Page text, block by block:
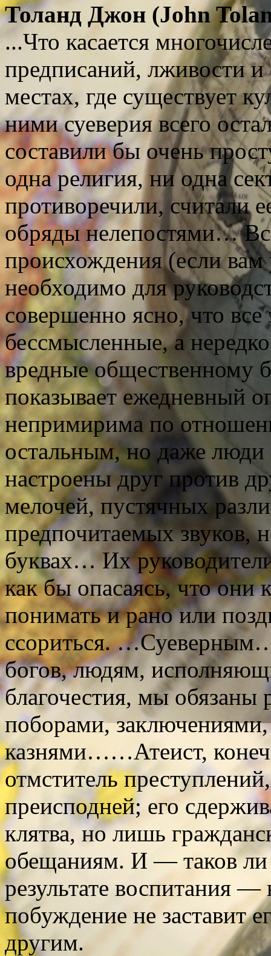
Толанд Джон (John
...Что касается
предписаний, лживости и
местах, где существует
ними суеверия всего
составили бы очень
одна религия, ни одна
противоречили, считали
обряды нелепостями…
происхождения (если вам
необходимо для
совершенно ясно, что
бессмысленные, а
вредные общественному
показывает ежедневный
непримирима по
остальным, но даже люди
настроены друг против
мелочей, пустячных
предпочитаемых звуков,
буквах… Их
как бы опасаясь, что они
понимать и рано или
ссориться.
богов, людям,
благочестия, мы обязаны
поборами,
казнями……Атеист,
отмститель
преисподней; его
клятва, но лишь
обещаниям. И — таков
результате воспитания
побуждение не заставит
другим.